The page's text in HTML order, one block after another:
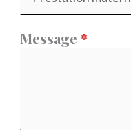
Message *